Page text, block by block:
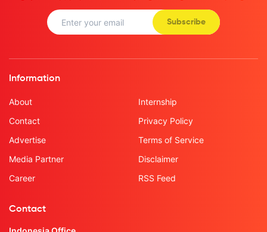
Subscribe
Information
About
Contact
Advertise
Media Partner
Career
Internship
Privacy Policy
Terms of Service
Disclaimer
RSS Feed
Contact